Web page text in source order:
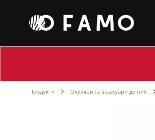
Продукти Окуляри та аксесуари до них